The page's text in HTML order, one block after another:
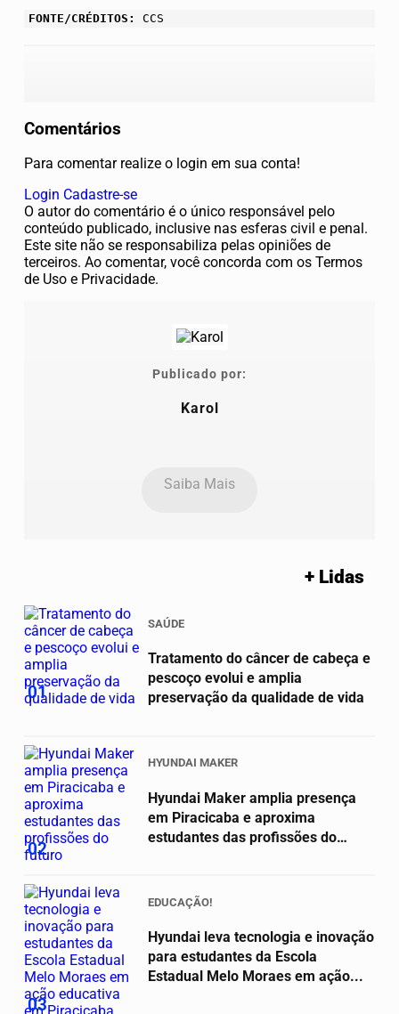
FONTE/CRÉDITOS: CCS
Comentários
Para comentar realize o login em sua conta!
Login Cadastre-se
O autor do comentário é o único responsável pelo
conteúdo publicado, inclusive nas esferas civil e penal.
Este site não se responsabiliza pelas opiniões de
terceiros. Ao comentar, você concorda com os Termos
de Uso e Privacidade.
Publicado por:
Karol
Saiba Mais
+ Lidas
01
SAÚDE
Tratamento do câncer de cabeça e
pescoço evolui e amplia
preservação da qualidade de vida
02
HYUNDAI MAKER
Hyundai Maker amplia presença
em Piracicaba e aproxima
estudantes das profissões do
03
EDUCAÇÃO!
Hyundai leva tecnologia e inovação
para estudantes da Escola
Estadual Melo Moraes em ação...